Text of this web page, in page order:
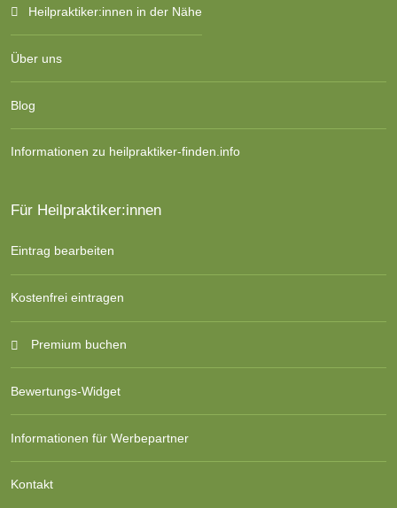
Heilpraktiker:innen in der Nähe
Über uns
Blog
Informationen zu heilpraktiker-finden.info
Für Heilpraktiker:innen
Eintrag bearbeiten
Kostenfrei eintragen
Premium buchen
Bewertungs-Widget
Informationen für Werbepartner
Kontakt